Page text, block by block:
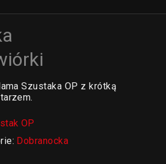
Szustaka OP z krótką
OP
Dobranocka